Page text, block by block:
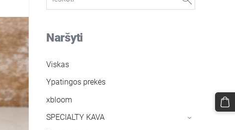
Naršyti
Viskas
Ypatingos prekės
xbloom
SPECIALTY KAVA
›